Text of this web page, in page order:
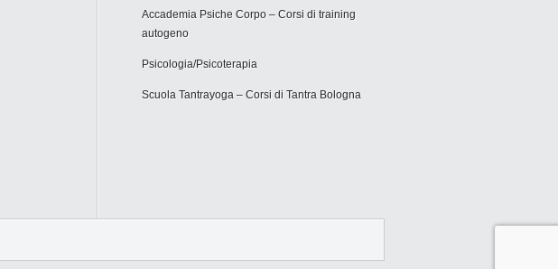
Accademia Psiche Corpo – Corsi di training
autogeno
Psicologia/Psicoterapia
Scuola Tantrayoga – Corsi di Tantra Bologna